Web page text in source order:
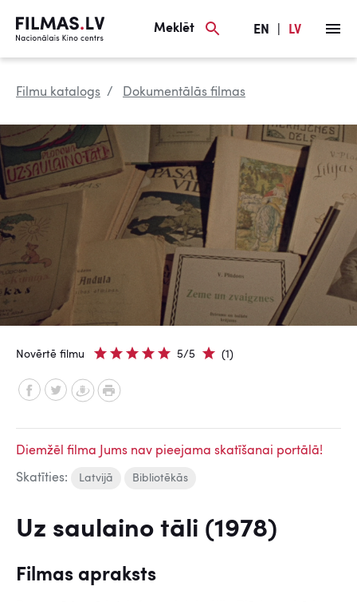
Meklēt EN LV
Filmu katalogs Dokumentālās filmas
Novērtē filmu 5/5 (1)
Diemžēl filma Jums nav pieejama skatīšanai portālā!
Skatīties: Latvijā Bibliotēkās
Uz saulaino tāli (1978)
Filmas apraksts